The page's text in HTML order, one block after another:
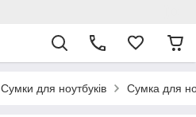
Сумки для ноутбуків Сумка для